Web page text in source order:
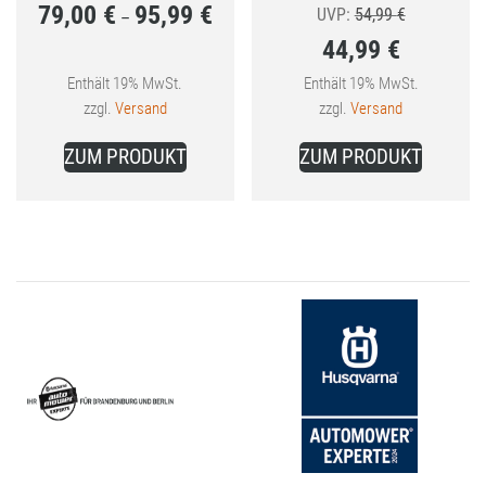
79,00 € – 95,99 €Preisspanne:
Enthält 19% MwSt.
zzgl. Versand
ZUM PRODUKTProdukt
auf.
UVP: 54,99€
war:
44,99 €
Aktueller
Preis
ist:
Enthält 19% MwSt.
zzgl.Versand
ZUM PRODUKT